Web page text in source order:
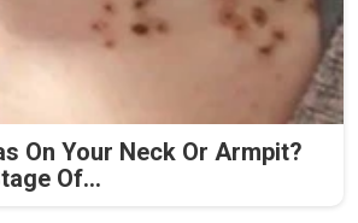
On Your Neck Or Armpit?
Of...